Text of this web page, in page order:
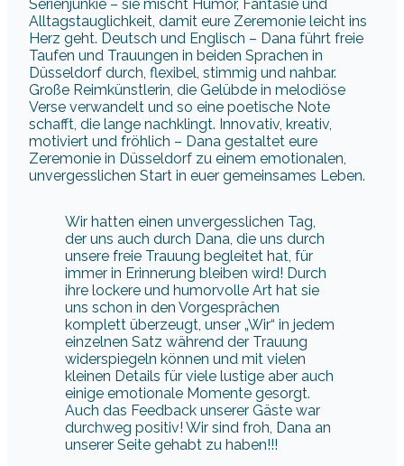
Serienjunkie – sie mischt Humor, Fantasie und
Alltagstauglichkeit, damit eure Zeremonie leicht ins
Herz geht. Deutsch und Englisch – Dana führt freie
Taufen und Trauungen in beiden Sprachen in
Düsseldorf durch, flexibel, stimmig und nahbar.
Große Reimkünstlerin, die Gelübde in melodiöse
Verse verwandelt und so eine poetische Note
schafft, die lange nachklingt. Innovativ, kreativ,
motiviert und fröhlich – Dana gestaltet eure
Zeremonie in Düsseldorf zu einem emotionalen,
unvergesslichen Start in euer gemeinsames Leben.
Wir hatten einen unvergesslichen Tag,
der uns auch durch Dana, die uns durch
unsere freie Trauung begleitet hat, für
immer in Erinnerung bleiben wird! Durch
ihre lockere und humorvolle Art hat sie
uns schon in den Vorgesprächen
komplett überzeugt, unser „Wir“ in jedem
einzelnen Satz während der Trauung
widerspiegeln können und mit vielen
kleinen Details für viele lustige aber auch
einige emotionale Momente gesorgt.
Auch das Feedback unserer Gäste war
durchweg positiv! Wir sind froh, Dana an
unserer Seite gehabt zu haben!!!